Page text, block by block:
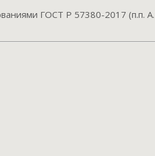
ГОСТ Р 57380-2017